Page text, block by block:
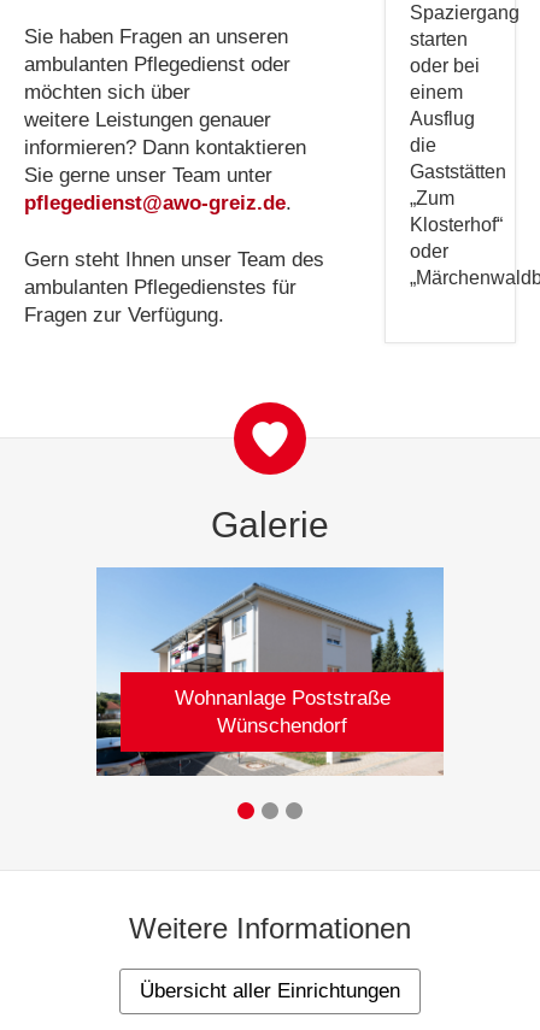
Sie haben Fragen an unseren
ambulanten Pflegedienst oder
möchten sich über
weitere Leistungen genauer
informieren? Dann kontaktieren
Sie gerne unser Team unter
pflegedienst@awo-greiz.de.
Gern steht Ihnen unser Team des
ambulanten Pflegedienstes für
Fragen zur Verfügung.
Spaziergang
starten
oder bei
einem
Ausflug
die
Gaststätten
„Zum
Klosterhof“
oder
Galerie
Wohnanlage Poststraße
Wünschendorf
Weitere Informationen
Übersicht aller Einrichtungen